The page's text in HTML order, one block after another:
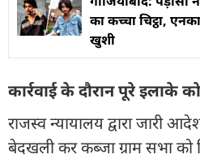
का कच्चा चिट्ठा,
खुशी
कार्रवाई के दौरान पूरे इलाके
राजस्व न्यायालय द्वारा जारी
बेदखली कर कब्जा ग्राम सभा को